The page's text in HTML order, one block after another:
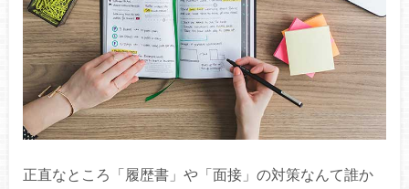
正直なところ「履歴書」や「面接」の対策なんて誰か